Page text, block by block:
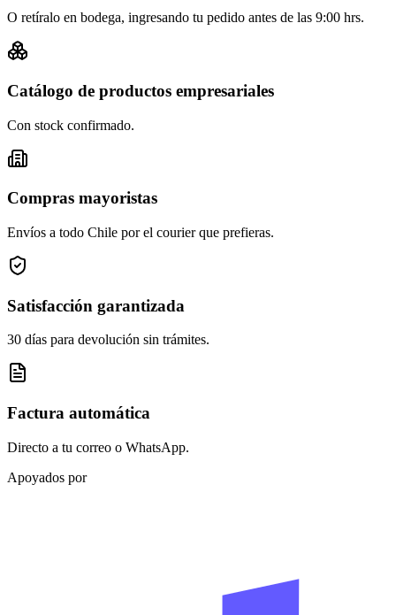
O retíralo en bodega, ingresando tu pedido antes de las 9:00 hrs.
Catálogo de productos empresariales
Con stock confirmado.
Compras mayoristas
Envíos a todo Chile por el courier que prefieras.
Satisfacción garantizada
30 días para devolución sin trámites.
Factura automática
Directo a tu correo o WhatsApp.
Apoyados por